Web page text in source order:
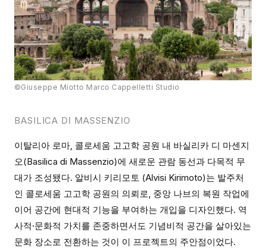
©Giuseppe Miotto Marco Cappelletti Studio
BASILICA DI MASSENZIO
이탈리아 로마, 콜로세움 고고학 공원 내 바실리카 디 마센지
오(Basilica di Massenzio)에 새로운 관람 동선과 다목적 무
대가 조성됐다. 알비시 키리모토 (Alvisi Kirimoto)는 발주처
인 콜로세움 고고학 공원의 의뢰로, 중앙 나브의 복원 작업에
이어 공간에 현대적 기능을 부여하는 개입을 디자인했다. 역
사적·문화적 가치를 존중하면서도 기념비적 공간을 살아있는
문화 장소로 전환하는 것이 이 프로젝트의 주안점이었다.